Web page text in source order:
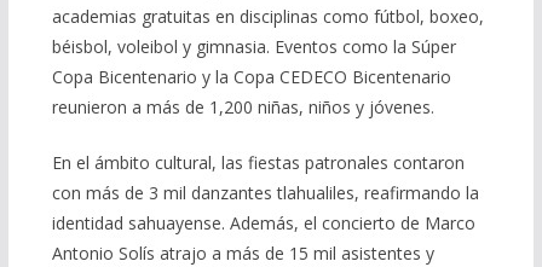
academias gratuitas en disciplinas como fútbol, boxeo,
béisbol, voleibol y gimnasia. Eventos como la Súper
Copa Bicentenario y la Copa CEDECO Bicentenario
reunieron a más de 1,200 niñas, niños y jóvenes.
En el ámbito cultural, las fiestas patronales contaron
con más de 3 mil danzantes tlahualiles, reafirmando la
identidad sahuayense. Además, el concierto de Marco
Antonio Solís atrajo a más de 15 mil asistentes y